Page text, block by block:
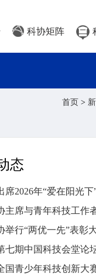
科协矩阵
首页 >
态
国青少年科技创新大